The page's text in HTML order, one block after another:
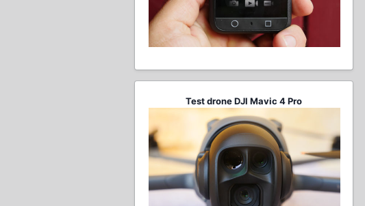
Test drone DJI Mavic 4 Pro